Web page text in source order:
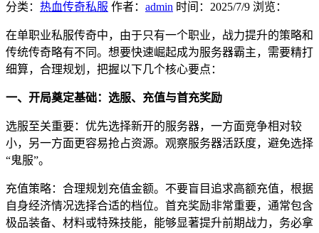
分类： 热血传奇私服 作者： admin 时间： 2025/7/9 浏览：
在单职业私服传奇中，由于只有一个职业，战力提升的策略和
传统传奇略有不同。想要快速崛起成为服务器霸主，需要精打
细算，合理规划，把握以下几个核心要点：
一、开局奠定基础：选服、充值与首充奖励
选服至关重要：优先选择新开的服务器，一方面竞争相对较
小，另一方面更容易抢占资源。观察服务器活跃度，避免选择
“鬼服”。
充值策略：合理规划充值金额。不要盲目追求高额充值，根据
自身经济情况选择合适的档位。首充奖励非常重要，通常包含
极品装备、材料或特殊技能，能够显著提升前期战力，务必拿